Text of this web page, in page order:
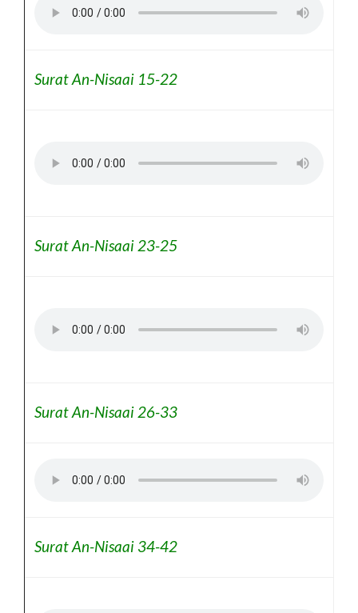
Surat An-Nisaai 15-22
Surat An-Nisaai 23-25
Surat An-Nisaai 26-33
Surat An-Nisaai 34-42